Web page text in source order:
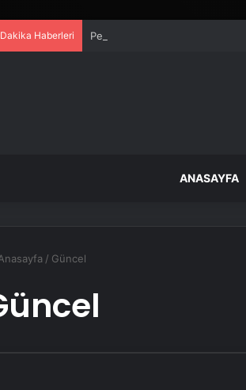
Haberleri Petmona : Kedi Maması ve
ANASAYFA
/ Güncel